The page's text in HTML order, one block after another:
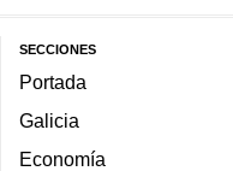
SECCIONES
Portada
Galicia
Economía